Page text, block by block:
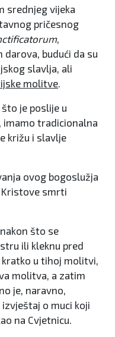
srednjeg vijeka
pričesnog
,
budući da su
slavlja, ali
molitve
što je poslije u
imamo tradicionalna
križu i slavlje
ovog bogoslužja
smrti
što se
ili kleknu pred
u tihoj molitvi,
molitva, a zatim
je, naravno,
o muci koji
na Cvjetnicu.